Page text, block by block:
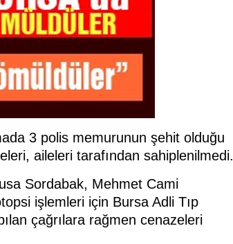
3 polis memurunun şehit olduğu
aileleri tarafından sahiplenilmedi.
Sordabak, Mehmet Cami
işlemleri için Bursa Adli Tıp
çağrılara rağmen cenazeleri